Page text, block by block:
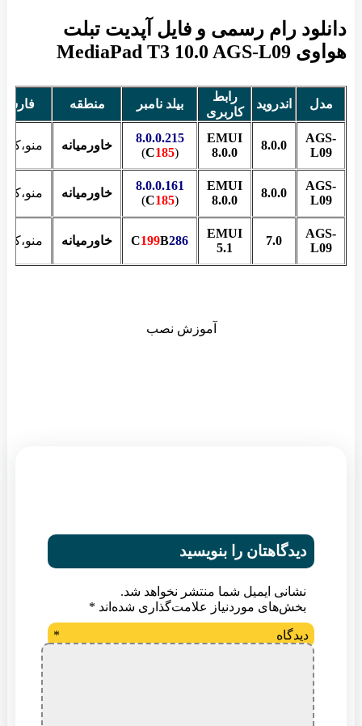
دانلود رام رسمی و فایل آپدیت تبلت
هواوی MediaPad T3 10.0 AGS-L09
مدل اندروید
رابط
کاربری
بیلد نامبر منطقه
AGS-
L09
8.0.0
EMUI
8.0.0
8.0.0.215
(
C185
)
خاورمیانه
AGS-
L09
8.0.0
EMUI
8.0.0
8.0.0.161
(
C185
)
خاورمیانه
AGS-
L09
7.0
EMUI
5.1
C199B286 خاورمیانه
آموزش نصب
دیدگاهتان را بنویسید
نشانی ایمیل شما منتشر نخواهد شد.
بخش‌های موردنیاز علامت‌گذاری شده‌اند *
دیدگاه *